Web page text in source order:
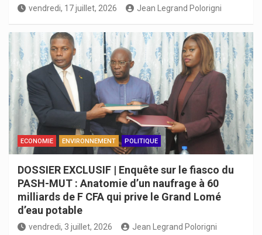
vendredi, 17 juillet, 2026 Jean Legrand Polorigni
ECONOMIE ENVIRONNEMENT POLITIQUE
DOSSIER EXCLUSIF | Enquête sur le fiasco du
PASH-MUT : Anatomie d’un naufrage à 60
milliards de F CFA qui prive le Grand Lomé
d’eau potable
vendredi, 3 juillet, 2026 Jean Legrand Polorigni